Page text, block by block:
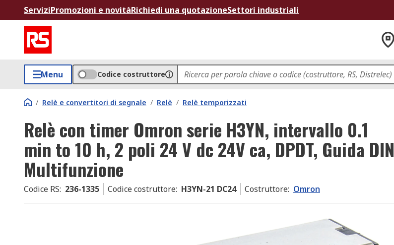
ServiziPromozioni e novitàRichiedi una quotazioneSettori industriali
Menu Codice costruttore
/ Relè e convertitori di segnale / Relè / Relè temporizzati
Relè con timer Omron serie H3YN, intervallo 0.1
min to 10 h, 2 poli 24 V dc 24V ca, DPDT, Guida DIN
Multifunzione
Codice RS: 236-1335 Codice costruttore: H3YN-21 DC24 Costruttore: Omron